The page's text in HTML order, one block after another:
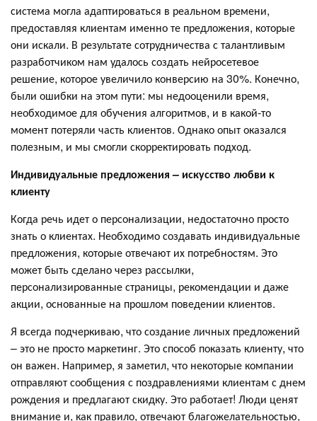
система могла адаптироваться в реальном времени,
предоставляя клиентам именно те предложения, которые
они искали. В результате сотрудничества с талантливым
разработчиком нам удалось создать нейросетевое
решение, которое увеличило конверсию на 30%. Конечно,
были ошибки на этом пути: мы недооценили время,
необходимое для обучения алгоритмов, и в какой-то
момент потеряли часть клиентов. Однако опыт оказался
полезным, и мы смогли скорректировать подход.
Индивидуальные предложения – искусство любви к
клиенту
Когда речь идет о персонализации, недостаточно просто
знать о клиентах. Необходимо создавать индивидуальные
предложения, которые отвечают их потребностям. Это
может быть сделано через рассылки,
персонализированные страницы, рекомендации и даже
акции, основанные на прошлом поведении клиентов.
Я всегда подчеркиваю, что создание личных предложений
– это не просто маркетинг. Это способ показать клиенту, что
он важен. Например, я заметил, что некоторые компании
отправляют сообщения с поздравлениями клиентам с днем
рождения и предлагают скидку. Это работает! Люди ценят
внимание и, как правило, отвечают благожелательностью,